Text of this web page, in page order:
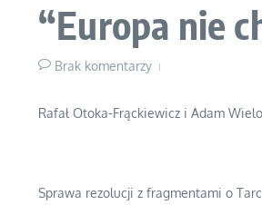
“Europa nie
Brak komentarzy
Rafał Otoka-Frąckiewicz i Adam
Sprawa rezolucji z fragmentami o